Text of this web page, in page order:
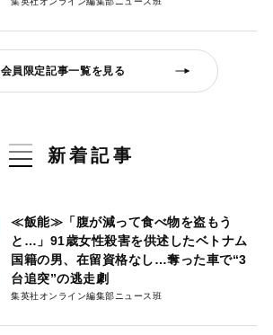
会員限定記事一覧を見る
新着記事
≪飯能≫「腹が減って食べ物を盗もう
と…」91歳女性殺害を供述したベトナム
国籍の男、在留資格なし…奪った車で“3
台追突”の逃走劇
集英社オンライン編集部ニュース班